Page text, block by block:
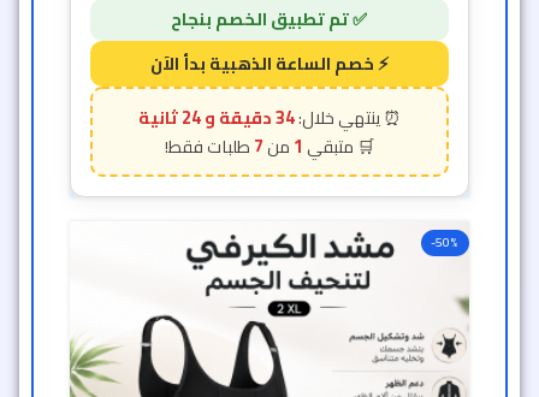
34 دقيقة و 22 ثانية
1
7
-50%